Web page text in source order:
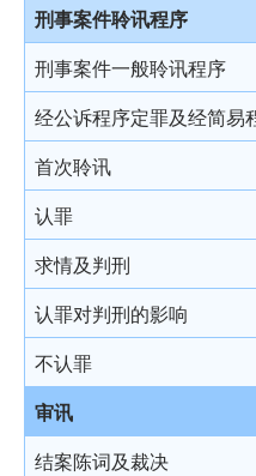
法治
香港法律来源
刑事诉讼及民事诉讼
事务律师与大律师
简介律政司
香港法院及司法机构
刑事案件聆讯程序
刑事案件一般聆讯程序
经公诉程序定罪及经简易
首次聆讯
认罪
求情及判刑
认罪对判刑的影响
不认罪
审讯
结案陈词及裁决